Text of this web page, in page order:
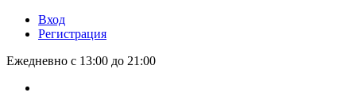
Вход
Регистрация
Ежедневно с 13:00 до 21:00